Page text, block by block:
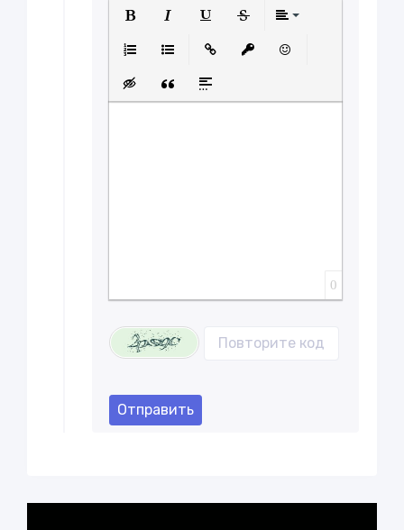
Вставка скрытого текста
Вставка цитаты
Вставка спойлера
0
Отправить